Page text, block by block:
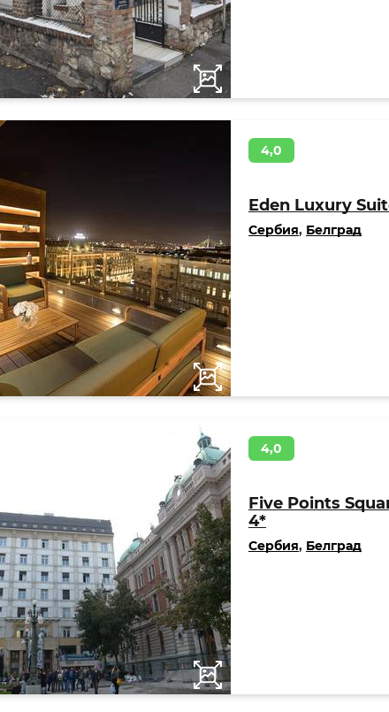
4,0
Eden Luxury
Сербия, Белград
4,0
Five Points
4*
Сербия, Белград